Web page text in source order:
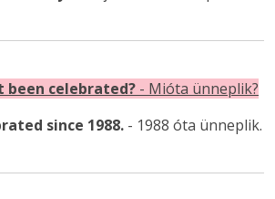
been celebrated? - Mióta ünneplik?
since 1988. - 1988 óta ünneplik.